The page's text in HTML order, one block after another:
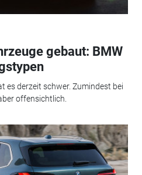
gebaut: BMW
es derzeit schwer. Zumindest bei
offensichtlich.